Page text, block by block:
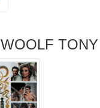
WOOLF TONY